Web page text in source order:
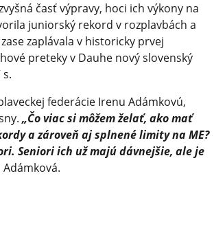
časť výpravy, hoci ich výkony na
juniorský rekord v rozplavbách a
zaplávala v historicky prvej
preteky v Dauhe nový slovenský
federácie Irenu Adámkovú,
„Čo viac si môžem želať, ako mať
a zároveň aj splnené limity na ME?
Seniori ich už majú dávnejšie, ale je